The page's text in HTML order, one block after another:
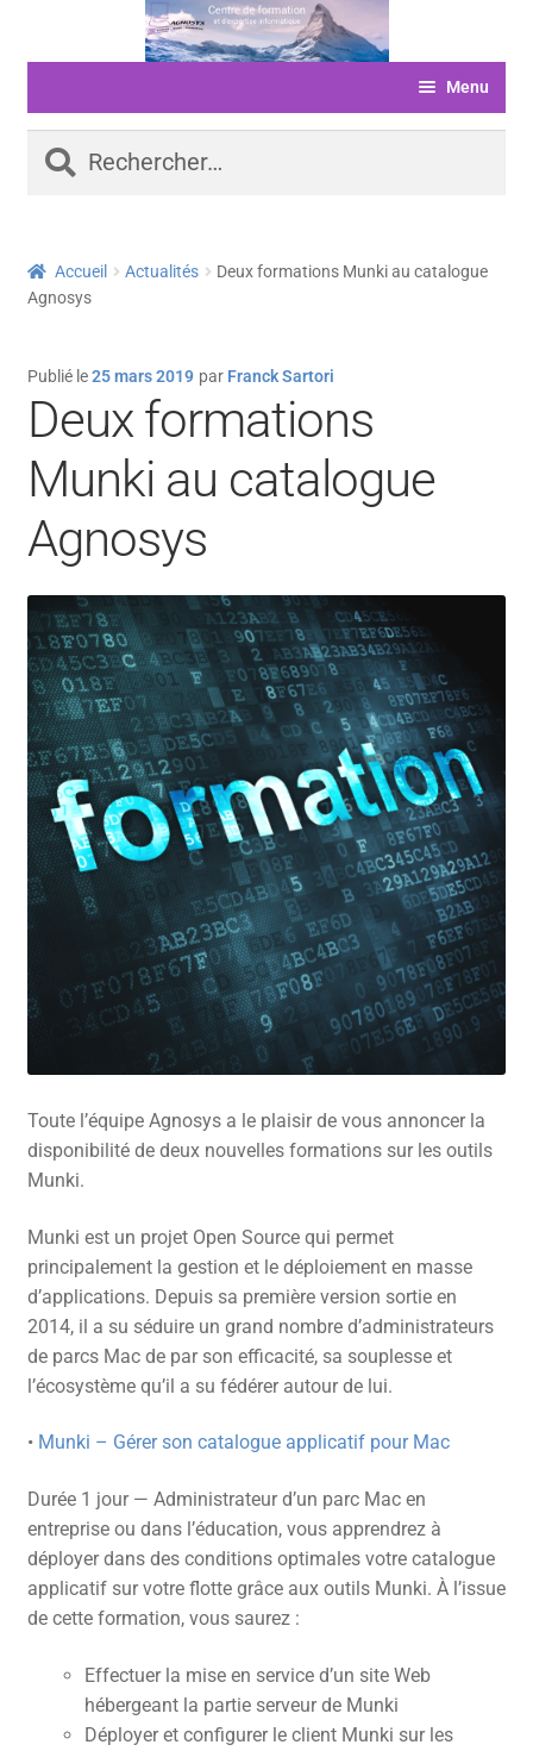
navigation
Menu
ACCUEIL
SERVICES
ACTUALITÉS
INFORMATIONS
FINANCEMENT
BOUTIQUE
CONTACT
FACEBOOK
YOUTUBE
MON COMPTE
PANIER
Accueil Actualités
Deux formations Munki au catalogue
Agnosys
Publié le25 mars 2019 par Franck Sartori
Deux formations
Munki au catalogue
Agnosys
Toute l’équipe Agnosys a le plaisir de vous annoncer la
disponibilité de deux nouvelles formations sur les outils
Munki.
Munki est un projet Open Source qui permet
principalement la gestion et le déploiement en masse
d’applications. Depuis sa première version sortie en
2014, il a su séduire un grand nombre d’administrateurs
de parcs Mac de par son efficacité, sa souplesse et
l’écosystème qu’il a su fédérer autour de lui.
• Munki – Gérer son catalogue applicatif pour Mac
Durée 1 jour — Administrateur d’un parc Mac en
entreprise ou dans l’éducation, vous apprendrez à
déployer dans des conditions optimales votre catalogue
applicatif sur votre flotte grâce aux outils Munki. À l’issue
de cette formation, vous saurez :
Effectuer la mise en service d’un site Web
hébergeant la partie serveur de Munki
Déployer et configurer le client Munki sur les